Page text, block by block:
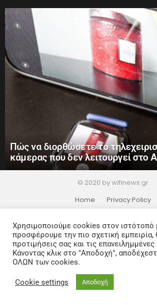
Πώς να διορθώσετε το
κάμερας που δεν λειτουργεί
© 2020 by wifinews.gr
Home
Privacy Policy
Χρησιμοποιούμε cookies στον ιστότοπό
προσφέρουμε την πιο σχετική εμπειρία,
προτιμήσεις σας και τις επανειλημμένες
Κάνοντας κλικ στο "Αποδοχή",
ΟΛΩΝ των cookies.
Cookie settings Αποδοχή